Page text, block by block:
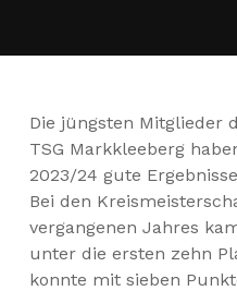
Die jüngsten Mitglieder
TSG Markkleeberg
2023/24 gute
Bei den
vergangenen Jahres
unter die ersten zehn
konnte mit sieben